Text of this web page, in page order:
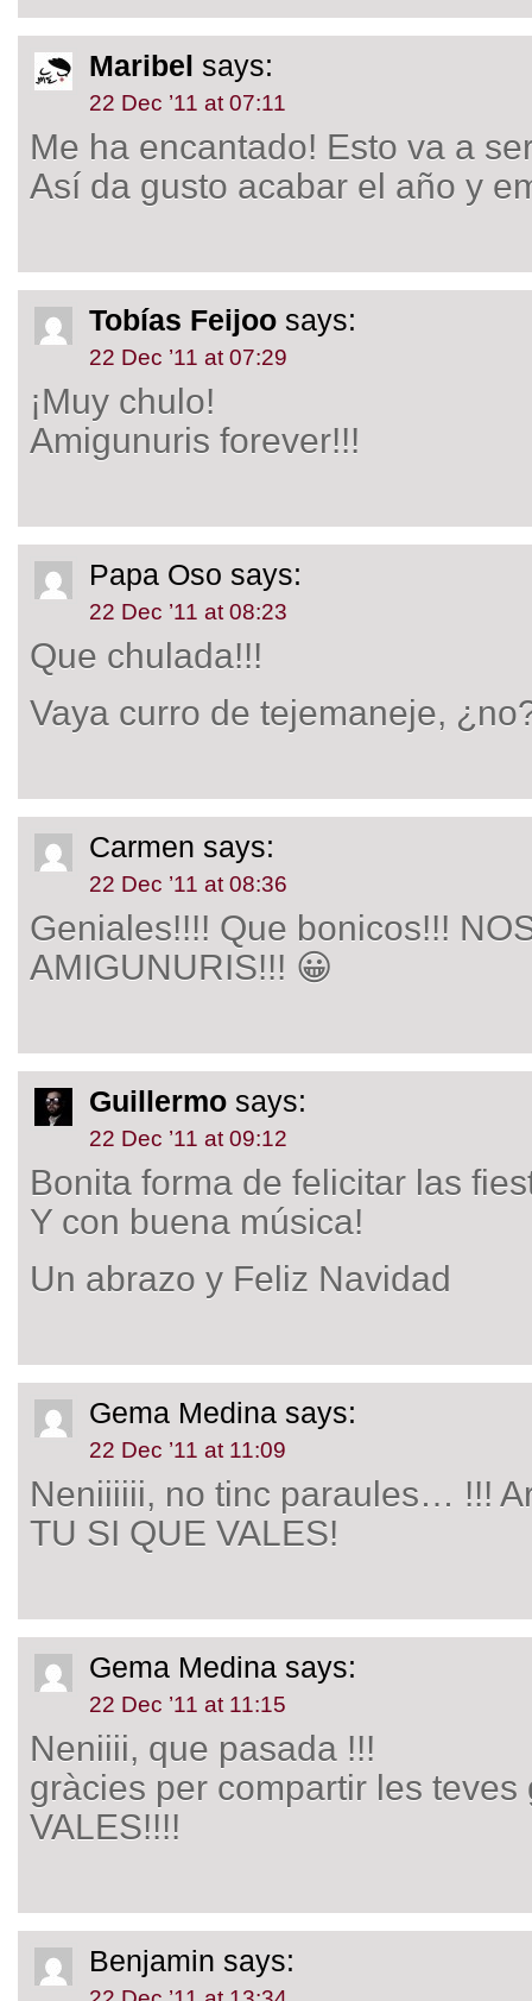
Maribel says:
22 Dec ’11 at 07:11
Me ha encantado! Esto va a
Así da gusto acabar el año y
Tobías Feijoo says:
22 Dec ’11 at 07:29
¡Muy chulo!
Amigunuris forever!!!
Papa Oso says:
22 Dec ’11 at 08:23
Que chulada!!!
Vaya curro de tejemaneje,
Carmen says:
22 Dec ’11 at 08:36
Geniales!!!! Que bonicos!!!
AMIGUNURIS!!! 😀
Guillermo says:
22 Dec ’11 at 09:12
Bonita forma de felicitar las
Y con buena música!
Un abrazo y Feliz Navidad
Gema Medina says:
22 Dec ’11 at 11:09
Neniiiiii, no tinc paraules… !!!
TU SI QUE VALES!
Gema Medina says:
22 Dec ’11 at 11:15
Neniiii, que pasada !!!
gràcies per compartir les
VALES!!!!
Benjamin says: